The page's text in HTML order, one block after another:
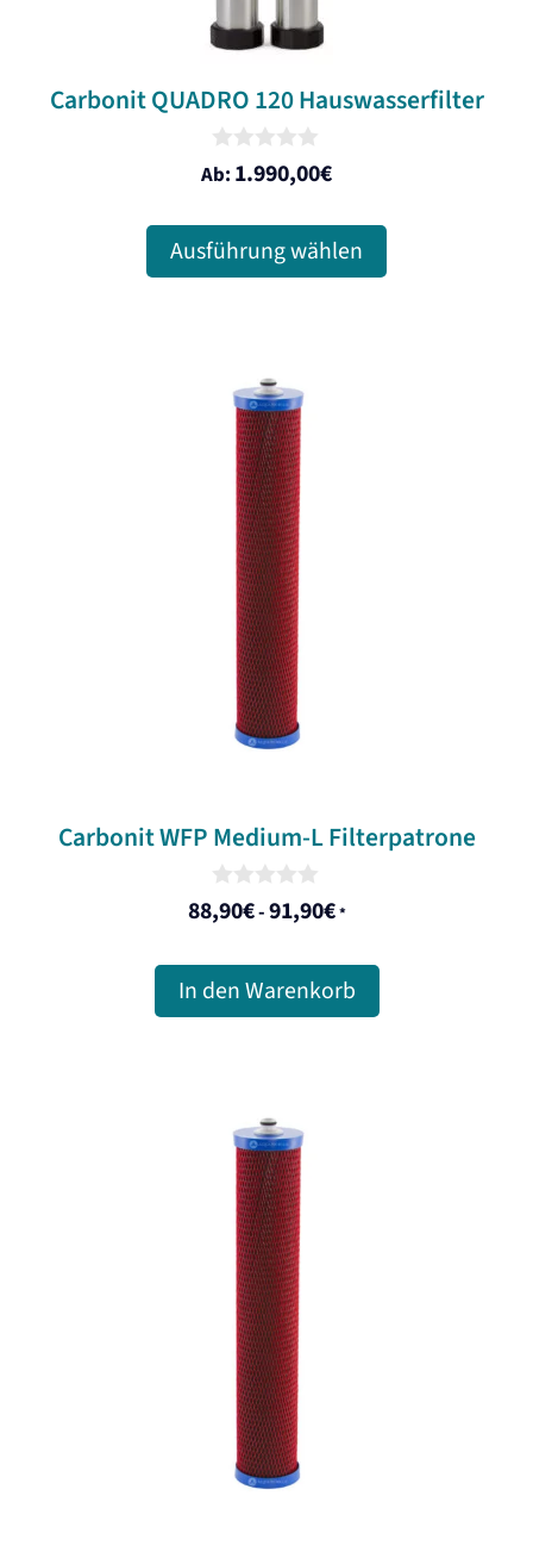
Carbonit QUADRO 120 Hauswasserfilter
0
o
t
o
f
5
Ab: 1.990,00€
Ausführung wählen
Carbonit WFP Medium-L Filterpatrone
0
o
t
o
f
5
88,90€-91,90€*
In den Warenkorb